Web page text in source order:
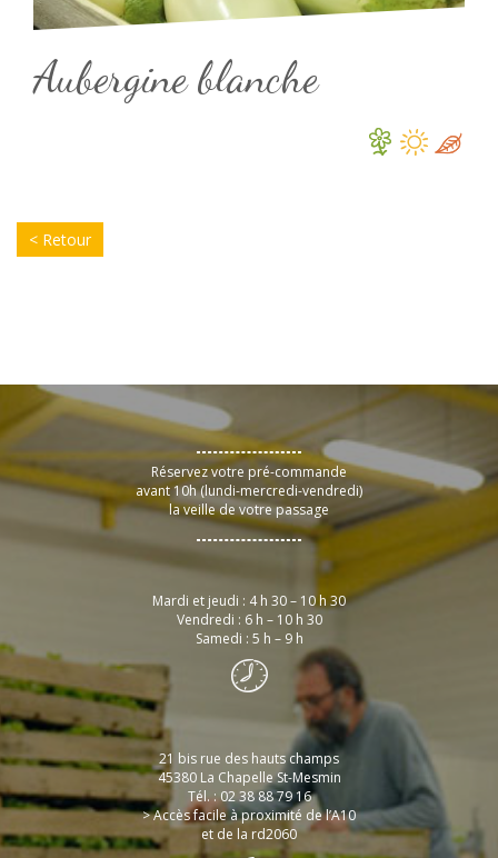
Aubergine blanche
< Retour
Réservez votre pré-commande
avant 10h (lundi-mercredi-vendredi)
la veille de votre passage
Mardi et jeudi : 4 h 30 – 10 h 30
Vendredi : 6 h – 10 h 30
Samedi : 5 h – 9 h
21 bis rue des hauts champs
45380 La Chapelle St-Mesmin
Tél. : 02 38 88 79 16
> Accès facile à proximité de l’A10
et de la rd2060